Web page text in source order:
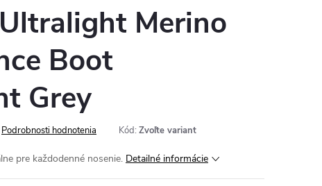
Merino
Boot
Grey
Podrobnosti hodnotenia Kód: Zvoľte variant
pre každodenné nosenie. Detailné informácie